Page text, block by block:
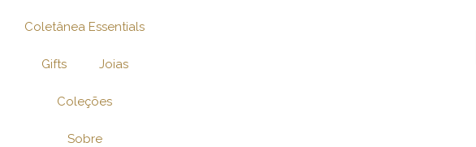
paraColetânea Essentials
Gifts Joias
Coleções
Sobre